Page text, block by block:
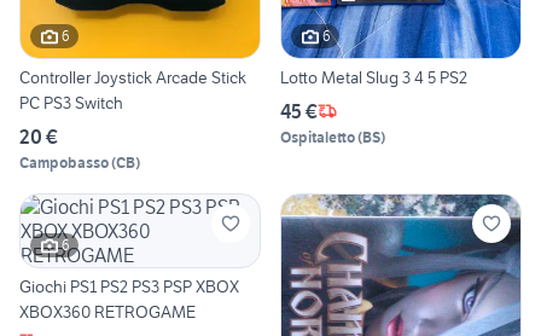
6
Controller Joystick Arcade Stick
PC PS3 Switch
20 €
Campobasso(CB)
6
Lotto Metal Slug 3 4 5 PS2
45 €
Ospitaletto(BS)
6
Giochi PS1 PS2 PS3 PSP XBOX
XBOX360 RETROGAME